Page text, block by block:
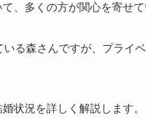
、多くの方が関心を寄せて
る森さんですが、プライ
状況を詳しく解説します。